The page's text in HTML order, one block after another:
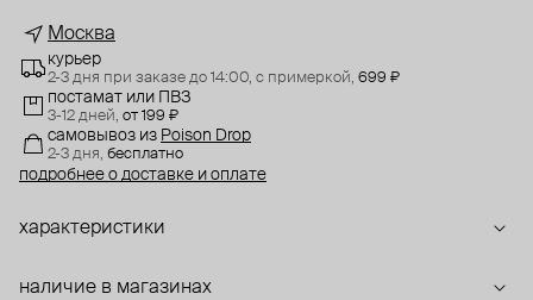
Москва
курьер
2-3 дня при заказе до 14:00, с примеркой, 699 ₽
постамат или ПВЗ
3-12 дней, от 199 ₽
самовывоз из Poison Drop
2-3 дня, бесплатно
подробнее о доставке и оплате
характеристики
наличие в магазинах